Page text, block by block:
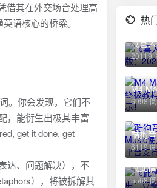
借其在外交场合处理高
语核心的桥梁。
。你会发现，它们不
，能衍生出极其丰富
get it done, get
达、问题解决），不
），将被拆解其
热
20119
6998
6119
5568